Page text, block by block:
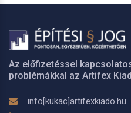
Az előfizetéssel
problémákkal az Artifex
info[kukac]artifexkiado.hu